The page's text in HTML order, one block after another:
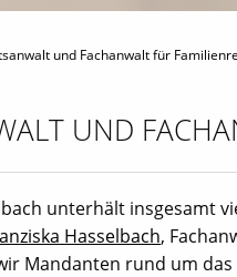
und Fachanwalt für
UND
unterhält insgesamt
Hasselbach,
Mandanten rund um